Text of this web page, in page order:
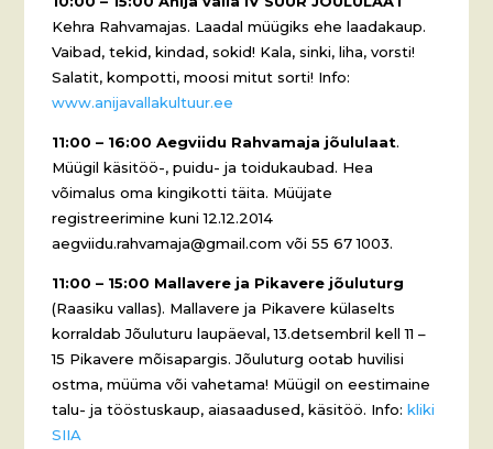
Kehra Rahvamajas. Laadal müügiks ehe laadakaup.
Vaibad, tekid, kindad, sokid! Kala, sinki, liha, vorsti!
Salatit, kompotti, moosi mitut sorti! Info:
www.anijavallakultuur.ee
11:00 – 16:00 Aegviidu Rahvamaja jõululaat.
Müügil käsitöö-, puidu- ja toidukaubad. Hea
võimalus oma kingikotti täita. Müüjate
registreerimine kuni 12.12.2014
aegviidu.rahvamaja@gmail.com või 55 67 1003.
11:00 – 15:00 Mallavere ja Pikavere jõuluturg
(Raasiku vallas). Mallavere ja Pikavere külaselts
korraldab Jõuluturu laupäeval, 13.detsembril kell 11 –
15 Pikavere mõisapargis. Jõuluturg ootab huvilisi
ostma, müüma või vahetama! Müügil on eestimaine
talu- ja tööstuskaup, aiasaadused, käsitöö. Info:kliki
SIIA